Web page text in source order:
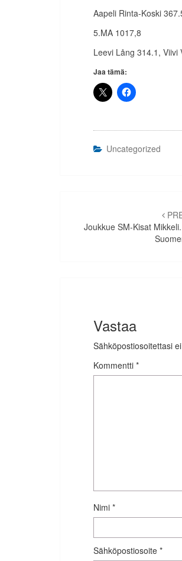
Aapeli Rinta-Koski
5.MA 1017,8
Leevi Lång 314.1, Viivi
Jaa tämä:
Uncategorized
selaus
Joukkue SM-Kisat
Vastaa
Sähköpostiosoitettasi
Kommentti *
Nimi *
Sähköpostiosoite *